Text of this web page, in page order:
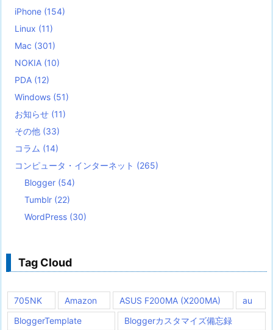
iPhone (154)
Linux (11)
Mac (301)
NOKIA (10)
PDA (12)
Windows (51)
お知らせ (11)
その他 (33)
コラム (14)
コンピュータ・インターネット (265)
Blogger (54)
Tumblr (22)
WordPress (30)
Tag Cloud
705NK Amazon ASUS F200MA (X200MA)
au
BloggerTemplate
Bloggerカスタマイズ備忘録